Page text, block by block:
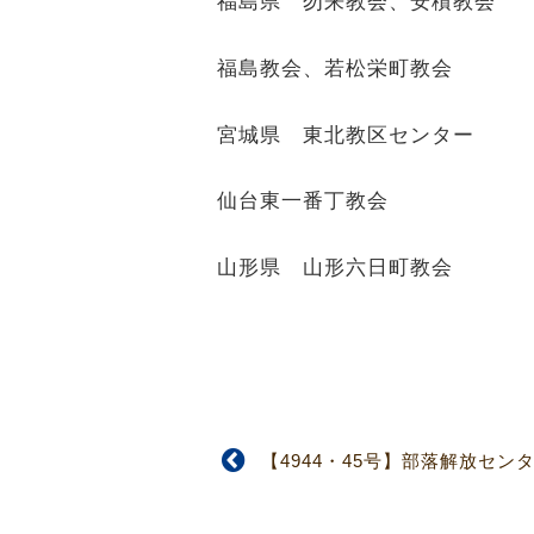
福島教会、若松栄町教会
宮城県 東北教区センター
仙台東一番丁教会
山形県 山形六日町教会
【4944・45号】部落解放セン